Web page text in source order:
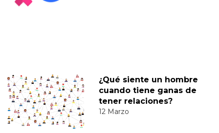
¿Qué siente un hombre
cuando tiene ganas de
tener relaciones?
12 Marzo